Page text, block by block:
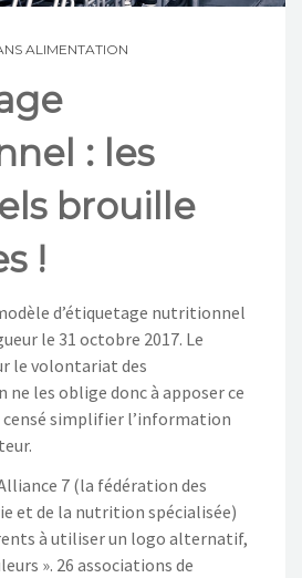
ALIMENTATION
: les
brouille
!
d’étiquetage nutritionnel
le 31 octobre 2017. Le
le volontariat des
les oblige donc à apposer ce
censé simplifier l’information
7 (la fédération des
et de la nutrition spécialisée)
à utiliser un logo alternatif,
». 26 associations de